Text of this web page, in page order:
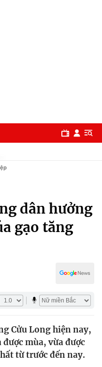
dân hưởng
gạo tăng
Cửu Long hiện nay,
mùa, vừa được
từ trước đến nay.